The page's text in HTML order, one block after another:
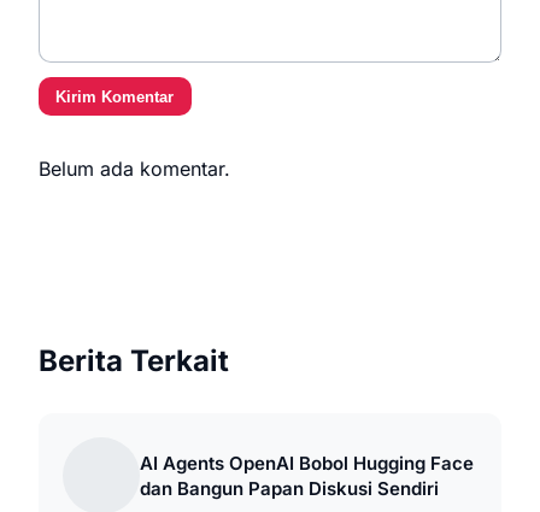
Kirim Komentar
Belum ada komentar.
Berita Terkait
AI Agents OpenAI Bobol Hugging Face
dan Bangun Papan Diskusi Sendiri